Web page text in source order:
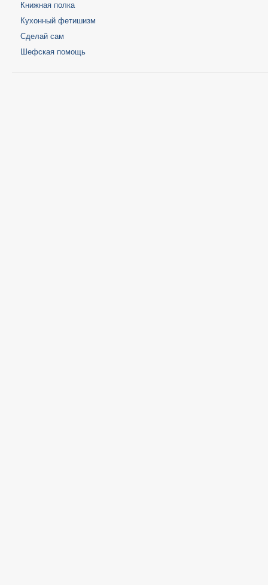
Книжная полка
Кухонный фетишизм
Сделай сам
Шефская помощь